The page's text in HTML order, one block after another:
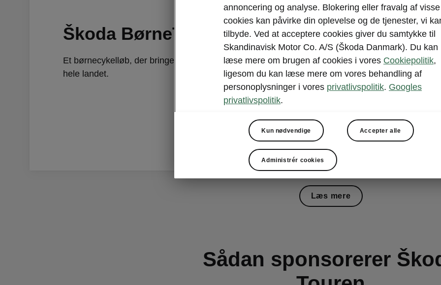
Škoda BørneTour
Et børnecykelløb, der bringer cykelglæde rundt i
hele landet.
Læs mere
Sådan sponsorerer
annoncering og analyse. Blokering eller fravalg af visse
cookies kan påvirke din oplevelse og de tjenester, vi
tilbyde. Ved at acceptere cookies giver du samtykke til
Skandinavisk Motor Co. A/S (Škoda Danmark). Du kan
læse mere om brugen af cookies i vores Cookiepolitik,
ligesom du kan læse mere om vores behandling af
personoplysninger i vores privatlivspolitik. Googles
privatlivspolitik.
Kun nødvendige Accepter alle
Administrér cookies